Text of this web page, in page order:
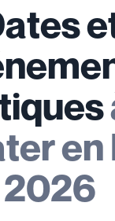
en
2026